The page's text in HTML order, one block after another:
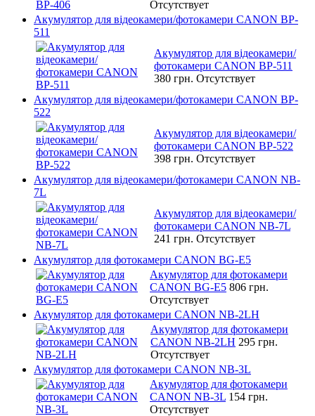
Отсутствует
Акумулятор для відеокамери/фотокамери CANON BP-
511
Акумулятор для відеокамери/
фотокамери CANON BP-511
380 грн. Отсутствует
Акумулятор для відеокамери/фотокамери CANON BP-
522
Акумулятор для відеокамери/
фотокамери CANON BP-522
398 грн. Отсутствует
Акумулятор для відеокамери/фотокамери CANON NB-
7L
Акумулятор для відеокамери/
фотокамери CANON NB-7L
241 грн. Отсутствует
Акумулятор для фотокамери CANON BG-E5
Акумулятор для фотокамери
CANON BG-E5 806 грн.
Отсутствует
Акумулятор для фотокамери CANON NB-2LH
Акумулятор для фотокамери
CANON NB-2LH 295 грн.
Отсутствует
Акумулятор для фотокамери CANON NB-3L
Акумулятор для фотокамери
CANON NB-3L 154 грн.
Отсутствует